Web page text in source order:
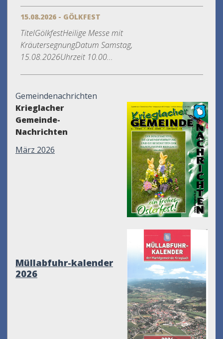
15.08.2026 - GÖLKFEST
TitelGölkfestHeilige Messe mit
KräutersegnungDatum Samstag,
15.08.2026Uhrzeit 10.00...
Gemeindenachrichten
Krieglacher
Gemeinde-
Nachrichten
März 2026
Müllabfuhr-kalender
2026